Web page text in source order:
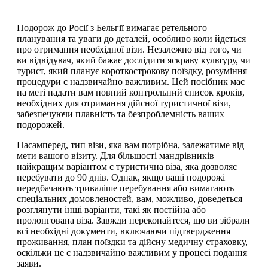
Подорож до Росії з Бельгії вимагає ретельного
планування та уваги до деталей, особливо коли йдеться
про отримання необхідної візи. Незалежно від того, чи
ви відвідувач, який бажає дослідити яскраву культуру, чи
турист, який планує короткострокову поїздку, розуміння
процедури є надзвичайно важливим. Цей посібник має
на меті надати вам повний контрольний список кроків,
необхідних для отримання дійсної туристичної візи,
забезпечуючи плавність та безпроблемність ваших
подорожей.
Насамперед, тип візи, яка вам потрібна, залежатиме від
мети вашого візиту. Для більшості мандрівників
найкращим варіантом є туристична віза, яка дозволяє
перебувати до 90 днів. Однак, якщо ваші подорожі
передбачають триваліше перебування або вимагають
спеціальних домовленостей, вам, можливо, доведеться
розглянути інші варіанти, такі як постійна або
пролонгована віза. Завжди переконайтеся, що ви зібрали
всі необхідні документи, включаючи підтвердження
проживання, план поїздки та дійсну медичну страховку,
оскільки це є надзвичайно важливим у процесі подання
заяви.